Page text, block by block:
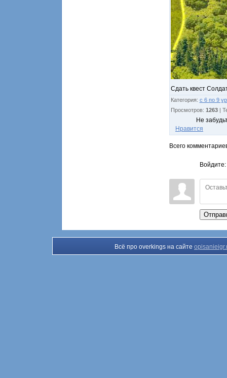
Сдать квест
Категория: с 6 по 9
Просмотров: 1263|
Не
Нравится
Всего
Войдите:
Всё про overkings на сайте